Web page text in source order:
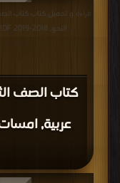
كتاب الصف
قراءة و تحميل كتاب كتاب
النحو, 2018-2019 PDF مجانا | مكتبة >